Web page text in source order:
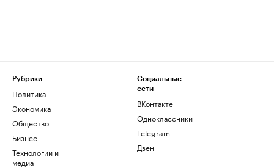
Рубрики
Политика
Экономика
Общество
Бизнес
Технологии и
медиа
Социальные
сети
ВКонтакте
Одноклассники
Telegram
Дзен